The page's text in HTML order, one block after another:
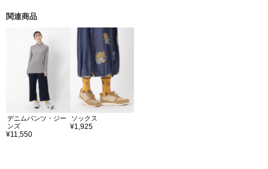
関連商品
デニムパンツ・ジー
ンズ
¥11,550
ソックス
¥1,925